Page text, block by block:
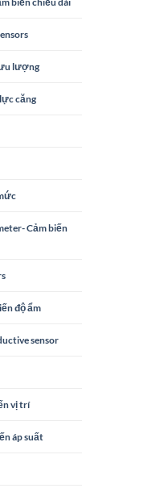
lượng
căng
Cảm biến
độ ẩm
sensor
vị trí
áp suất